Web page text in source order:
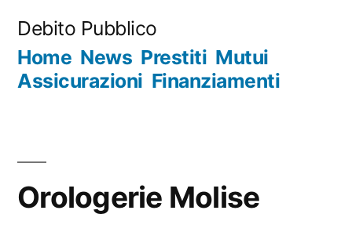
contenuto
Debito Pubblico
Home News Prestiti Mutui
Assicurazioni Finanziamenti
Orologerie Molise